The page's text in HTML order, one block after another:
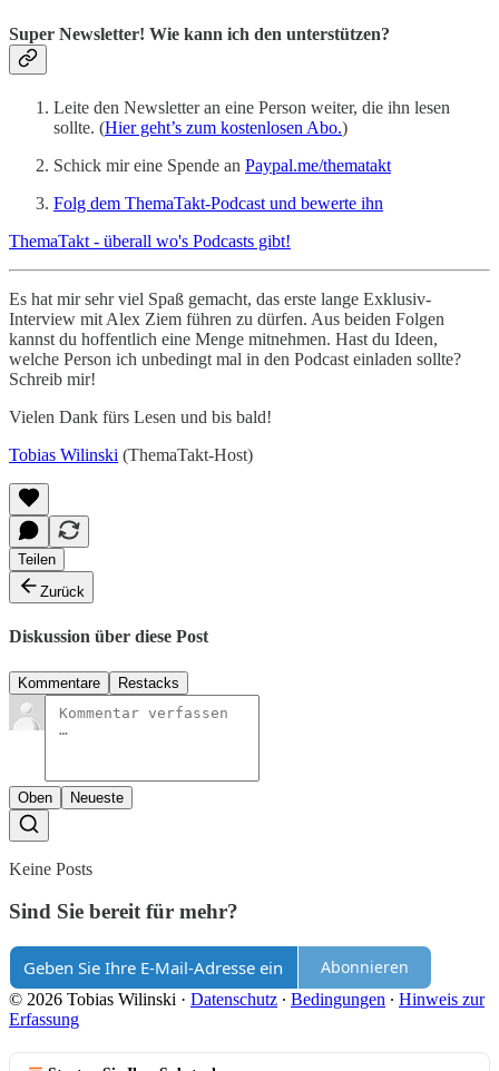
Super Newsletter! Wie kann ich den unterstützen?
Leite den Newsletter an eine Person weiter, die ihn lesen
sollte. (Hier geht’s zum kostenlosen Abo.)
Schick mir eine Spende an Paypal.me/thematakt
Folg dem ThemaTakt-Podcast und bewerte ihn
ThemaTakt - überall wo's Podcasts gibt!
Es hat mir sehr viel Spaß gemacht, das erste lange Exklusiv-
Interview mit Alex Ziem führen zu dürfen. Aus beiden Folgen
kannst du hoffentlich eine Menge mitnehmen. Hast du Ideen,
welche Person ich unbedingt mal in den Podcast einladen sollte?
Schreib mir!
Vielen Dank fürs Lesen und bis bald!
Tobias Wilinski (ThemaTakt-Host)
Teilen
Zurück
Diskussion über diese Post
Kommentare Restacks
Oben Neueste
Keine Posts
Sind Sie bereit für mehr?
Abonnieren
© 2026 Tobias Wilinski · Datenschutz ∙ Bedingungen ∙ Hinweis zur
Erfassung